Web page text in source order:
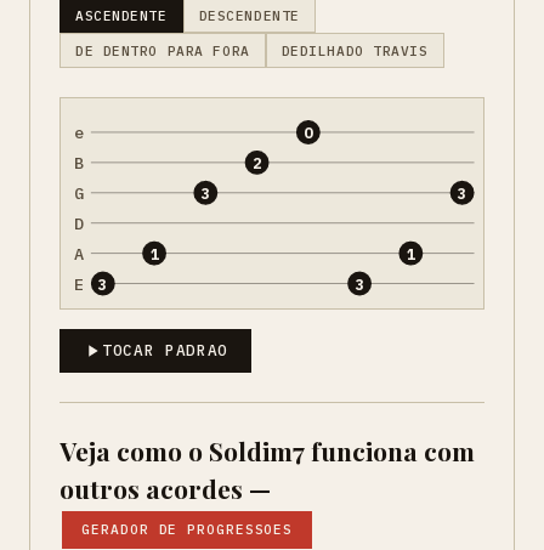
ASCENDENTE DESCENDENTE
DE DENTRO PARA FORA DEDILHADO TRAVIS
e
B
G
D
A
E 3
1
3
2
0
3
1
3
TOCAR PADRAO
Veja como o Soldim7 funciona com
outros acordes —
GERADOR DE PROGRESSOES